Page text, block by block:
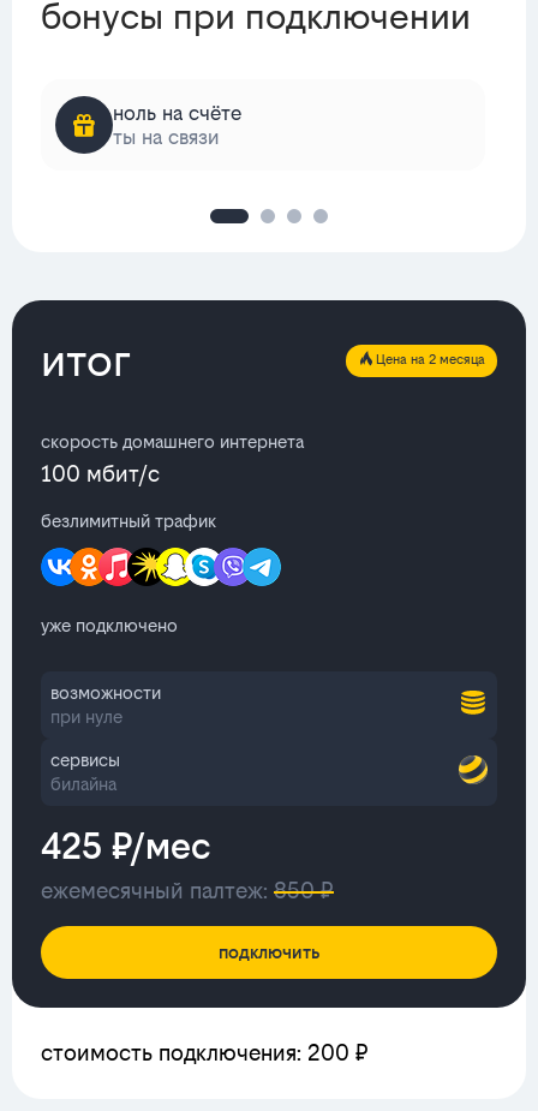
бонусы при подключении
ноль на счёте
ты на связи
итог Цена на 2 месяца
скорость домашнего интернета
100 мбит/с
безлимитный трафик
уже подключено
возможности
при нуле
сервисы
билайна
425 ₽/мес
ежемесячный палтеж: 850 ₽
подключить
стоимость подключения: 200 ₽